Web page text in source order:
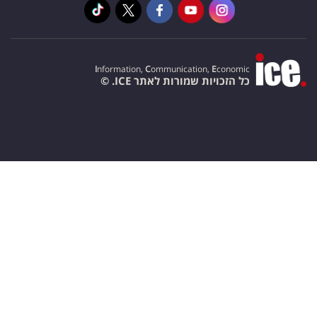
Information, Communication, Economic
כל הזכויות שמורות לאתר ICE. ©